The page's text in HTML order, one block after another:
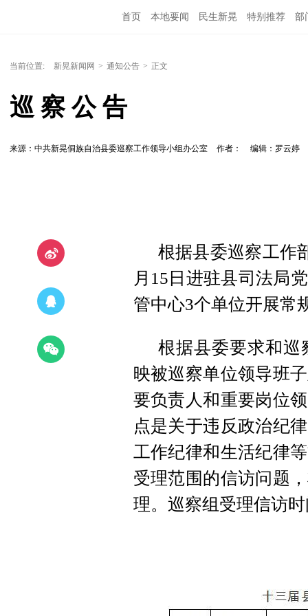
首页 本地要闻 民生新晃 特别推荐 部
当前位置: 新晃新闻网 > 通知公告 > 正文
巡 察 公 告
来源：中共新晃侗族自治县委巡察工作领导小组办公室 作者： 编辑：罗云婷
根据县委巡察工作
月15日进驻县司法局
管中心3个单位开展常
根据县委要求和巡
映被巡察单位领导班
要负责人和重要岗位
点是关于违反政治纪
工作纪律和生活纪律
受理范围的信访问题
理。巡察组受理信访